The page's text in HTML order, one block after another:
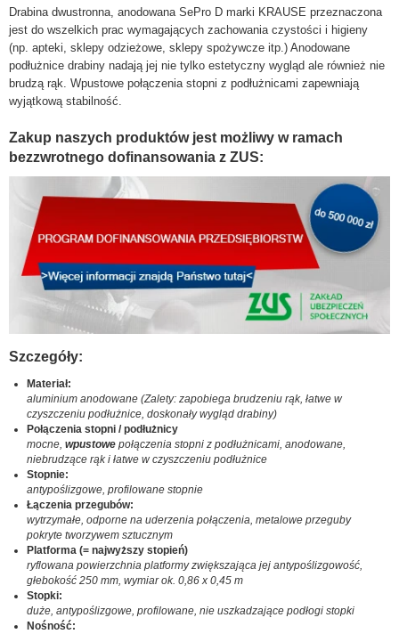
Drabina dwustronna, anodowana SePro D marki KRAUSE przeznaczona
jest do wszelkich prac wymagających zachowania czystości i higieny
(np. apteki, sklepy odzieżowe, sklepy spożywcze itp.) Anodowane
podłużnice drabiny nadają jej nie tylko estetyczny wygląd ale również nie
brudzą rąk. Wpustowe połączenia stopni z podłużnicami zapewniają
wyjątkową stabilność.
Zakup naszych produktów jest możliwy w ramach
bezzwrotnego dofinansowania z ZUS:
Szczegóły:
Materiał:
aluminium anodowane (Zalety: zapobiega brudzeniu rąk, łatwe w
czyszczeniu podłużnice, doskonały wygląd drabiny)
Połączenia stopni / podłużnicy
mocne, wpustowe połączenia stopni z podłużnicami, anodowane,
niebrudzące rąk i łatwe w czyszczeniu podłużnice
Stopnie:
antypoślizgowe, profilowane stopnie
Łączenia przegubów:
wytrzymałe, odporne na uderzenia połączenia, metalowe przeguby
pokryte tworzywem sztucznym
Platforma (= najwyższy stopień)
ryflowana powierzchnia platformy zwiększająca jej antypoślizgowość,
głebokość 250 mm, wymiar ok. 0,86 x 0,45 m
Stopki:
duże, antypoślizgowe, profilowane, nie uszkadzające podłogi stopki
Nośność: